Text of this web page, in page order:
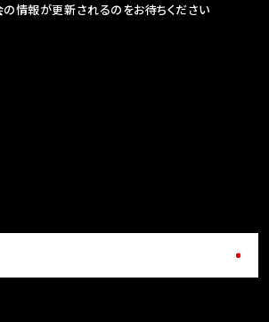
情報が更新されるのをお待ちください